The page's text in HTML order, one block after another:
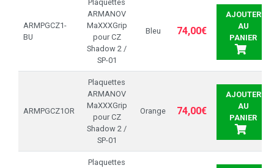
ARMPGCZ1-
BU
Plaquettes
ARMANOV
MaXXXGrip
pour CZ
Shadow 2 /
SP-01
Bleu 74,00€
AJOUTER
AU
PANIER
ARMPGCZ1OR
Plaquettes
ARMANOV
MaXXXGrip
pour CZ
Shadow 2 /
SP-01
Orange 74,00€
AJOUTER
AU
PANIER
Plaquettes